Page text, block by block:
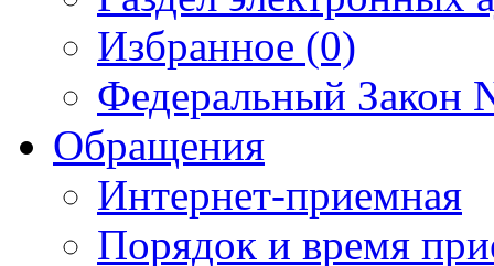
Избранное (0)
Федеральный Закон
Обращения
Интернет-приемная
Порядок и время